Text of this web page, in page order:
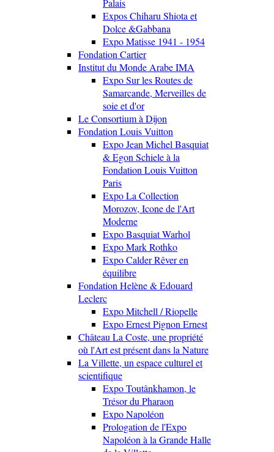
Palais
Expos Chiharu Shiota et
Dolce &Gabbana
Expo Matisse 1941 - 1954
Fondation Cartier
Institut du Monde Arabe IMA
Expo Sur les Routes de
Samarcande, Merveilles de
soie et d'or
Le Consortium à Dijon
Fondation Louis Vuitton
Expo Jean Michel Basquiat
& Egon Schiele à la
Fondation Louis Vuitton
Paris
Expo La Collection
Morozov, Icone de l'Art
Moderne
Expo Basquiat Warhol
Expo Mark Rothko
Expo Calder Rêver en
équilibre
Fondation Helène & Edouard
Leclerc
Expo Mitchell / Riopelle
Expo Ernest Pignon Ernest
Château La Coste, une propriété
où l'Art est présent dans la Nature
La Villette, un espace culturel et
scientifique
Expo Toutânkhamon, le
Trésor du Pharaon
Expo Napoléon
Prologation de l'Expo
Napoléon à la Grande Halle